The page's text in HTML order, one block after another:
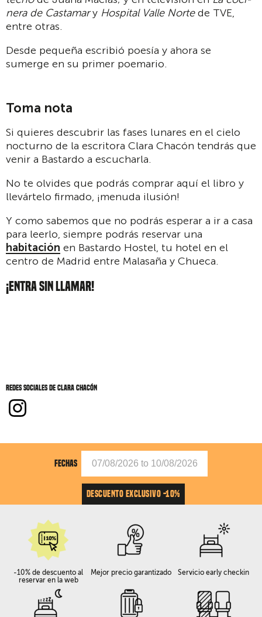
nera de Castamary Hospital Valle Nortede TVE,
entre otras.
Desde pequeña escribió poesía y ahora se
sumerge en su primer poemario.
Toma nota
Si quieres descubrir las fases lunares en el cielo
nocturno de la escritora Clara Chacón tendrás que
venir a Bastardo a escucharla.
No te olvides que podrás comprar aquí el libro y
llevártelo firmado, ¡menuda ilusión!
Y como sabemos que no podrás esperar a ir a casa
para leerlo, siempre podrás reservar una
habitación en Bastardo Hostel, tu hotel en el
centro de Madrid entre Malasaña y Chueca.
¡ENTRA SIN LLAMAR!
Redes sociales de Clara Chacón
FECHAS
DESCUENTO EXCLUSIVO -10%
-10% de descuento al
reservar en la web
Mejor precio garantizado Servicio early checkin